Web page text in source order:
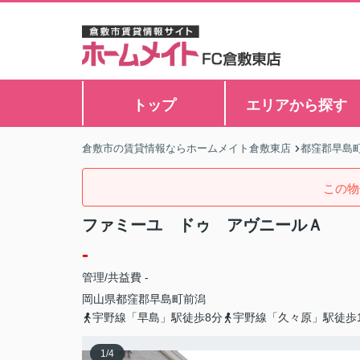
トップ エリアから探す
倉敷市の賃貸情報ならホームメイト倉敷東店 都窪郡早島
この
ファミーユ ドゥ アヴニールＡ
-
管理/共益費 -
岡山県都窪郡早島町前潟
宇野線「早島」駅徒歩8分
宇野線「久々原」駅徒歩
1/4